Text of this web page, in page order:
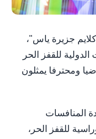
في" كلايم جزيرة ياس"،
للقفز الحر
2026، بمشاركة أكثر من 250 رياضيا ومحترفا يمثلون
ضمن أجندة المنافسات
للقفز الحر،